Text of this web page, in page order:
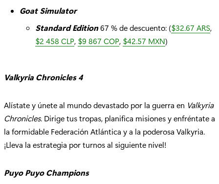
Goat Simulator
Standard Edition67 % de descuento: ($32.67 ARS,
$2 458 CLP, $9 867 COP, $42.57 MXN)
Valkyria Chronicles 4
Alístate y únete al mundo devastado por la guerra en Valkyria
Chronicles. Dirige tus tropas, planifica misiones y enfréntate a
la formidable Federación Atlántica y a la poderosa Valkyria.
¡Lleva la estrategia por turnos al siguiente nivel!
Puyo Puyo Champions